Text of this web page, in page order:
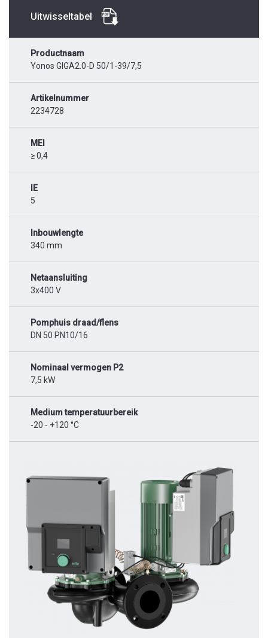
Uitwisseltabel
Productnaam
Yonos GIGA2.0-D 50/1-39/7,5
Artikelnummer
2234728
MEI
≥ 0,4
IE
5
Inbouwlengte
340 mm
Netaansluiting
3x400 V
Pomphuis draad/flens
DN 50 PN10/16
Nominaal vermogen P2
7,5 kW
Medium temperatuurbereik
-20 - +120 °C